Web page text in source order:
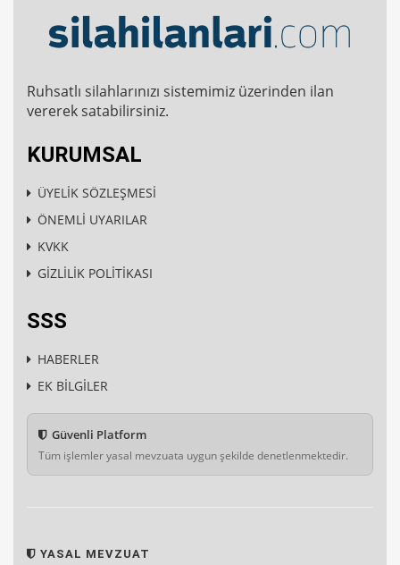
Ruhsatlı silahlarınızı sistemimiz üzerinden ilan
vererek satabilirsiniz.
KURUMSAL
ÜYELİK SÖZLEŞMESİ
ÖNEMLİ UYARILAR
KVKK
GİZLİLİK POLİTİKASI
SSS
HABERLER
EK BİLGİLER
Güvenli Platform
Tüm işlemler yasal mevzuata uygun şekilde denetlenmektedir.
YASAL MEVZUAT